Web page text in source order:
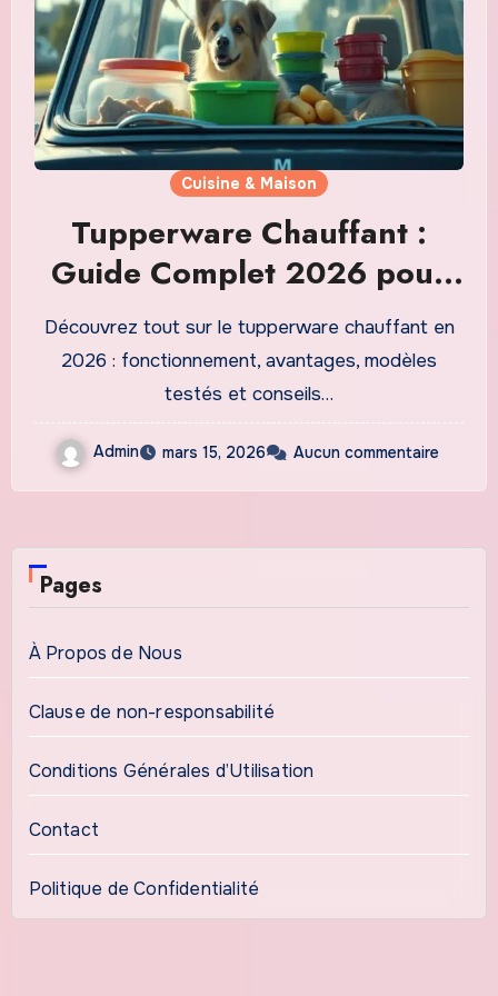
Cuisine & Maison
Tupperware Chauffant :
Guide Complet 2026 pour
Garder Vos Repas au Chaud
Découvrez tout sur le tupperware chauffant en
2026 : fonctionnement, avantages, modèles
testés et conseils…
Admin mars 15, 2026 Aucun commentaire
Pages
À Propos de Nous
Clause de non-responsabilité
Conditions Générales d’Utilisation
Contact
Politique de Confidentialité